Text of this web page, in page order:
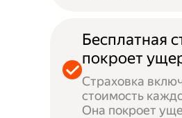
Бесплатная
покроет
Страховка
стоимость
Она покроет